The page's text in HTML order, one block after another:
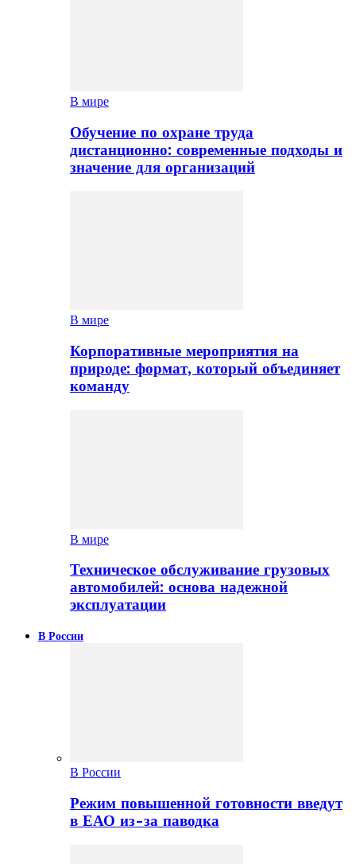
В мире
Обучение по охране труда
дистанционно: современные подходы и
значение для организаций
В мире
Корпоративные мероприятия на
природе: формат, который объединяет
команду
В мире
Техническое обслуживание грузовых
автомобилей: основа надежной
эксплуатации
В России
В России
Режим повышенной готовности введут
в ЕАО из-за паводка